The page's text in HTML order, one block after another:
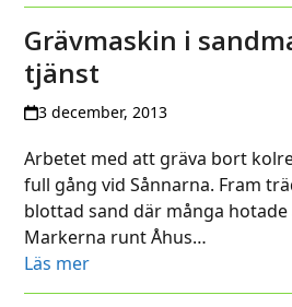
Grävmaskin i
tjänst
3 december, 2013
Arbetet med att gräva bort
full gång vid Sånnarna. Fram
blottad sand där många hotade
Markerna runt Åhus…
Läs mer